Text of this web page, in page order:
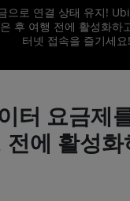
으로 연결 상태 유지!
후 여행 전에 활성화하
터넷 접속을 즐기세요!
터 요금제
전에 활성